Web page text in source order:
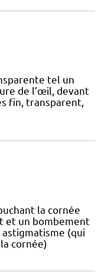
tel un
de l’œil, devant
fin, transparent,
la cornée
et un bombement
(qui
cornée)